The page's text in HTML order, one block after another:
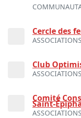
Cercle des
ASSOCIATIONS
Club
ASSOCIATIONS
Comité
Saint-
ASSOCIATIONS